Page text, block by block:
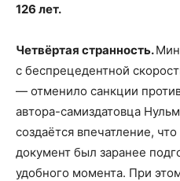
126 лет.
Четвёртая странность.
с беспрецедентной
— отменило санкции
автора-самиздатовца
создаётся впечатление,
документ был заранее
удобного момента. При